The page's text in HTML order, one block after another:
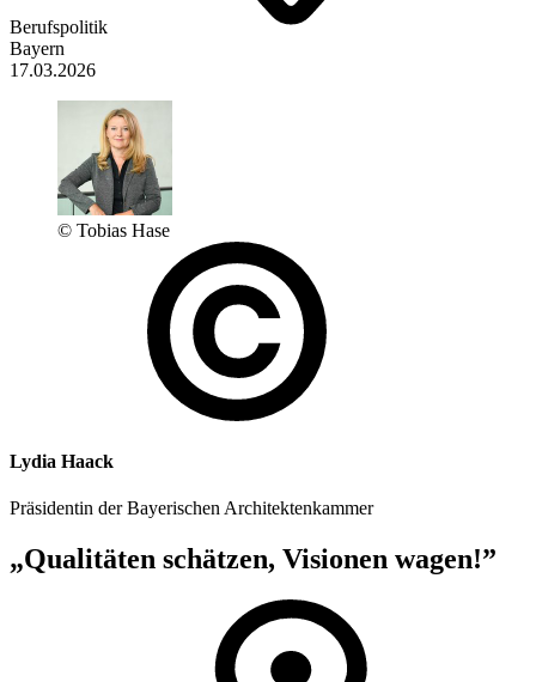
Berufspolitik
Bayern
17.03.2026
© Tobias Hase
Lydia Haack
Präsidentin der Bayerischen Architektenkammer
„Qualitäten schätzen, Visionen wagen!”